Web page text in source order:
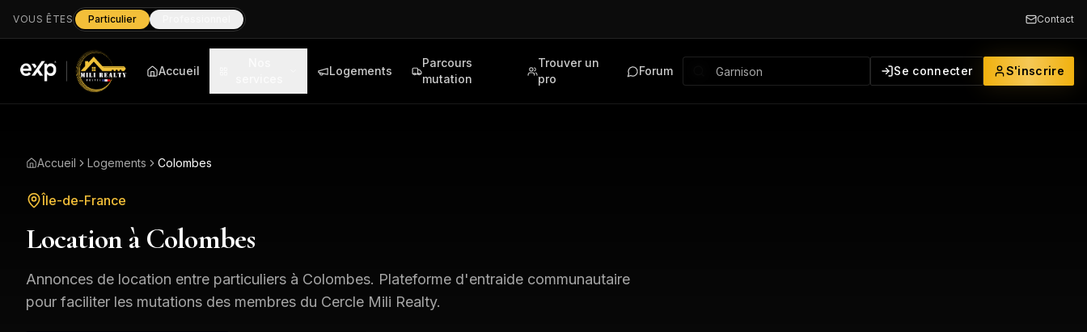
VOUS ÊTES Particulier Contact
Accueil Logements
Parcours
mutation
Trouver un
pro
Forum Se connecter S'inscrire
Accueil Logements Colombes
Île-de-France
Location àColombes
Annonces de location entre particuliers à Colombes. Plateforme d'entraide communautaire
pour faciliter les mutations des membres du Cercle Mili Realty.